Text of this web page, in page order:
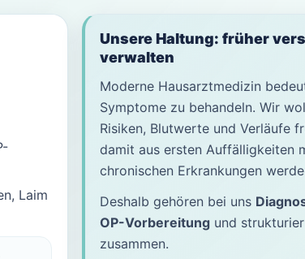
Laim
Unsere Haltung: früher
verwalten
Moderne Hausarztmedizin
Symptome zu behandeln. Wir
Risiken, Blutwerte und Verläufe
damit aus ersten Auffälligkeiten
chronischen Erkrankungen
Deshalb gehören bei uns
OP-Vorbereitungund
zusammen.